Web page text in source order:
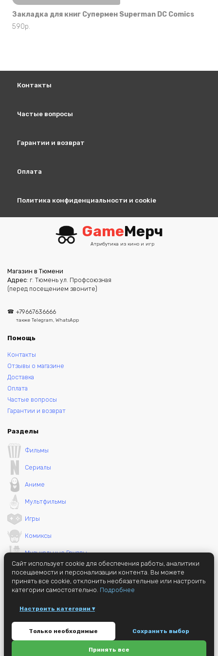
Закладка для книг Супермен Superman DC Comics
590р.
Контакты
Частые вопросы
Гарантии и возврат
Оплата
Политика конфиденциальности и cookie
GameМерч
Атрибутика из кино и игр
Магазин в Тюмени
Адрес: г. Тюмень ул. Профсоюзная
(перед посещением звоните)
+79667636666
также Telegram, WhatsApp
Помощь
Контакты
Отзывы о магазине
Доставка
Оплата
Частые вопросы
Гарантии и возврат
Разделы
Фильмы
Сериалы
Аниме
Мультфильмы
Игры
Комиксы
Музыкальные Группы
Необычные вещи
© 2014 - 2026 GameMerch (ранее jc72)
Этот сайт защищен reCAPTCHA и Google
Privacy Policy иTerms of
Serviceapply.Политика конфиденциальности
Сайт использует cookie для обеспечения работы, аналитики
посещаемости и персонализации контента. Вы можете
принять все cookie, отклонить необязательные или настроить
категории самостоятельно. Подробнее
Настроить категории ▾
Только необходимые Сохранить выбор
Принять все